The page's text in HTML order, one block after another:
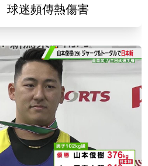
迷頻傳熱傷害